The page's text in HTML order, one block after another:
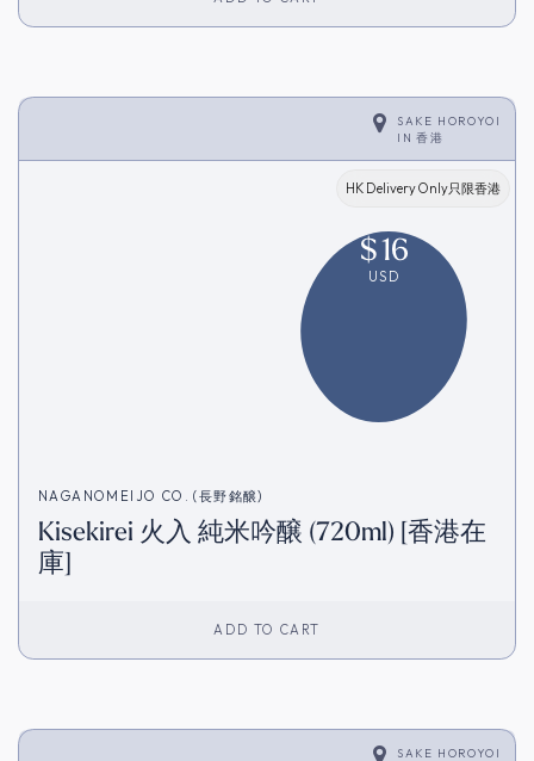
SAKE HOROYOI
IN香港
HK Delivery Only只限香港
$16
USD
NAGANOMEIJO CO. (長野銘醸)
Kisekirei 火入 純米吟醸 (720ml) [香港在
庫]
ADD TO CART
SAKE HOROYOI